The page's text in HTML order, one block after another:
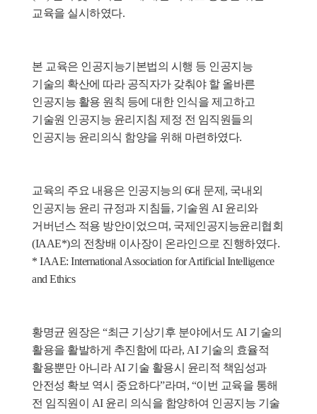
교육을 실시하였다.
본 교육은 인공지능기본법의 시행 등 인공지능
기술의 확산에 따라 공직자가 갖춰야 할 올바른
인공지능 활용 원칙 등에 대한 인식을 제고하고
기술원 인공지능 윤리지침 제정 전 임직원들의
인공지능 윤리의식 함양을 위해 마련하였다.
교육의 주요 내용은 인공지능의 6대 문제, 국내외
인공지능 윤리 규정과 지침들, 기술원 AI 윤리와
거버넌스 적용 방안이었으며, 국제인공지능윤리협회
(IAAE*)의 전창배 이사장이 온라인으로 진행하였다.
* IAAE: International Association for Artificial Intelligence
and Ethics
황명균 원장은 “최근 기상기후 분야에서도 AI 기술의
활용을 활발하게 추진함에 따라, AI 기술의 효율적
활용뿐만 아니라 AI 기술 활용시 윤리적 책임성과
안전성 확보 역시 중요하다”라며, “이번 교육을 통해
전 임직원이 AI 윤리 의식을 함양하여 인공지능 기술